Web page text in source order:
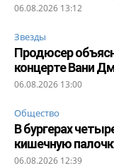
06.08.2026 13:12
Звезды
Продюсер
концерте Вани
06.08.2026 13:00
Общество
В бургерах
кишечную
06.08.2026 12:39